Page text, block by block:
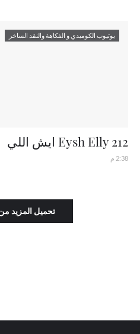
يوتيوب الكوميدي و الفكاهة والنقد الساخر
Eysh Elly 212 ايش اللي
2:38 م
تحميل المزيد